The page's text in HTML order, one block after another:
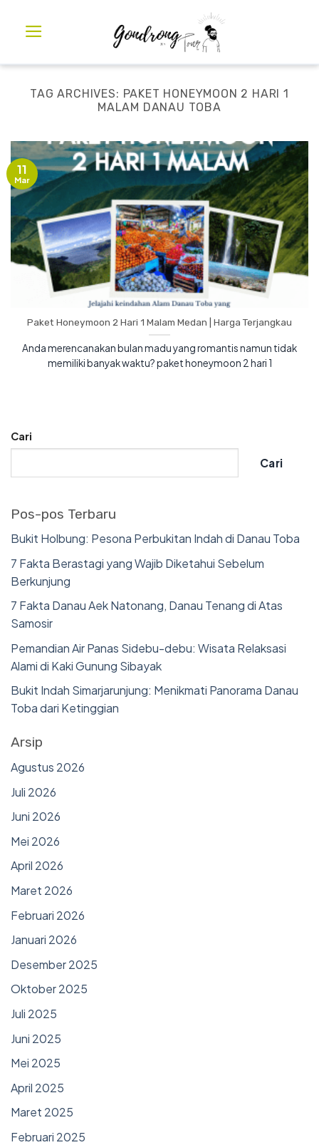
TAG ARCHIVES: PAKET HONEYMOON 2 HARI 1
MALAM DANAU TOBA
Paket Honeymoon 2 Hari 1 Malam Medan | Harga Terjangkau
Anda merencanakan bulan madu yang romantis namun tidak
memiliki banyak waktu? paket honeymoon 2 hari 1
11
Mar
Cari
Cari
Pos-pos Terbaru
Bukit Holbung: Pesona Perbukitan Indah di Danau Toba
7 Fakta Berastagi yang Wajib Diketahui Sebelum
Berkunjung
7 Fakta Danau Aek Natonang, Danau Tenang di Atas
Samosir
Pemandian Air Panas Sidebu-debu: Wisata Relaksasi
Alami di Kaki Gunung Sibayak
Bukit Indah Simarjarunjung: Menikmati Panorama Danau
Toba dari Ketinggian
Arsip
Agustus 2026
Juli 2026
Juni 2026
Mei 2026
April 2026
Maret 2026
Februari 2026
Januari 2026
Desember 2025
Oktober 2025
Juli 2025
Juni 2025
Mei 2025
April 2025
Maret 2025
Februari 2025